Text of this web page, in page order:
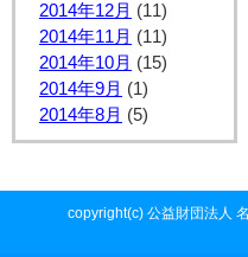
2014年12月 (11)
2014年11月 (11)
2014年10月 (15)
2014年9月 (1)
2014年8月 (5)
copyright(c) 公益財団法人